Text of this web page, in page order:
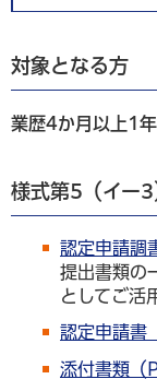
対象となる方
業歴4か月以上1
様式第5（イー3
認定申請調
提出書類の
としてご活
認定申請書
添付書類（